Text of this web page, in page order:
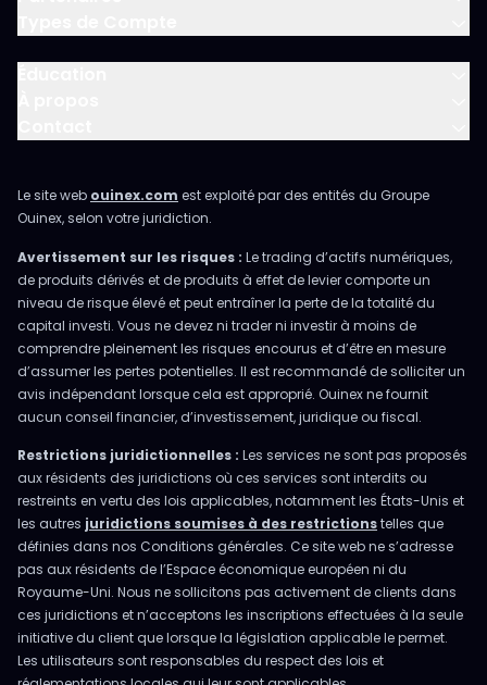
Le site web ouinex.com est exploité par des entités du Groupe
Ouinex, selon votre juridiction.
Avertissement sur les risques : Le trading d’actifs numériques,
de produits dérivés et de produits à effet de levier comporte un
niveau de risque élevé et peut entraîner la perte de la totalité du
capital investi. Vous ne devez ni trader ni investir à moins de
comprendre pleinement les risques encourus et d’être en mesure
d’assumer les pertes potentielles. Il est recommandé de solliciter un
avis indépendant lorsque cela est approprié. Ouinex ne fournit
aucun conseil financier, d’investissement, juridique ou fiscal.
Restrictions juridictionnelles : Les services ne sont pas proposés
aux résidents des juridictions où ces services sont interdits ou
restreints en vertu des lois applicables, notamment les États-Unis et
les autres juridictions soumises à des restrictionstelles que
définies dans nos Conditions générales. Ce site web ne s’adresse
pas aux résidents de l’Espace économique européen ni du
Royaume-Uni. Nous ne sollicitons pas activement de clients dans
ces juridictions et n’acceptons les inscriptions effectuées à la seule
initiative du client que lorsque la législation applicable le permet.
Les utilisateurs sont responsables du respect des lois et